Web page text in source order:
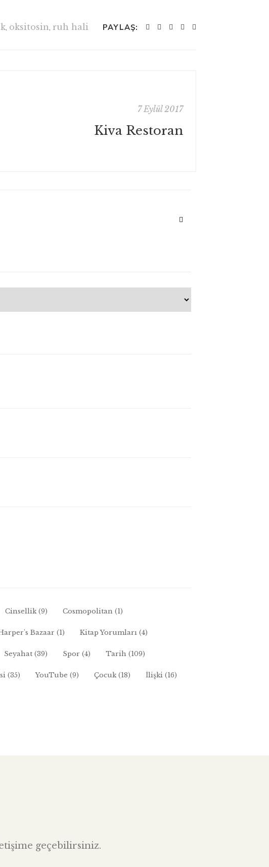
, oksitosin, ruh hali PAYLAŞ:
7 Eylül 2017
Kiva Restoran
Cinsellik(9) Cosmopolitan (1)
Bazaar (1) Kitap Yorumları (4)
Seyahat (39) Spor (4) Tarih (109)
(35) YouTube (9) Çocuk(18) İlişki (16)
geçebilirsiniz.